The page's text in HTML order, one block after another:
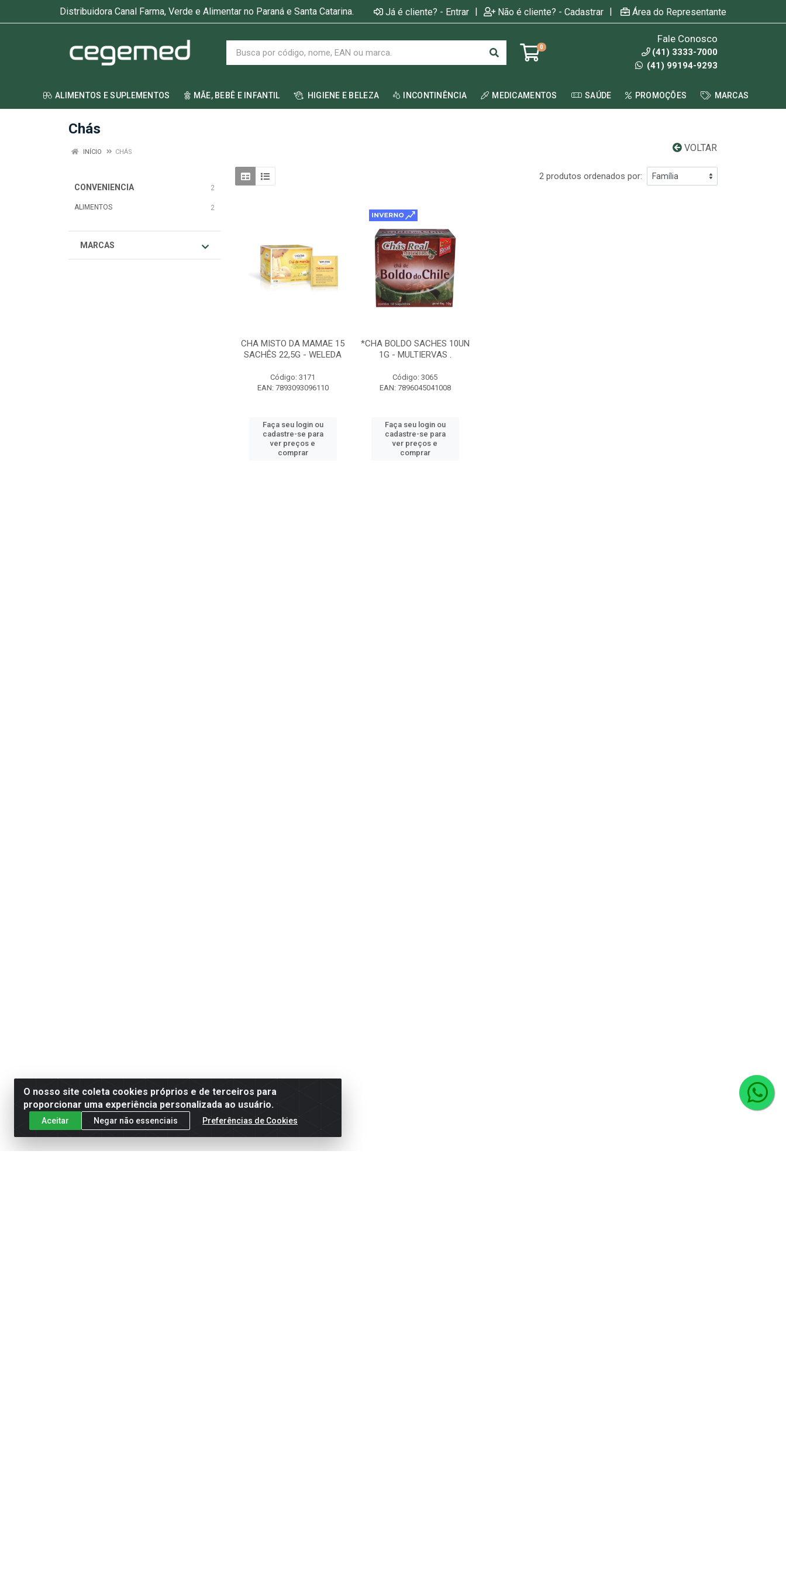
Distribuidora Canal Farma, Verde e Alimentar no Paraná e Santa Catarina. Já é cliente? - Entrar | Não é cliente? - Cadastrar | Área do Representante
0
Fale Conosco
(41) 3333-7000
(41) 99194-9293
ALIMENTOS E SUPLEMENTOS MÃE, BEBÊ E INFANTIL HIGIENE E BELEZA INCONTINÊNCIA MEDICAMENTOS SAÚDE PROMOÇÕES MARCAS
Chás
VOLTAR
INÍCIO CHÁS
CONVENIENCIA 2
ALIMENTOS 2
MARCAS
2 produtos ordenados por:
CHA MISTO DA MAMAE 15
SACHÊS 22,5G - WELEDA
Código: 3171
EAN: 7893093096110
Faça seu login ou
cadastre-se para
ver preços e
comprar
*CHA BOLDO SACHES 10UN
1G - MULTIERVAS .
Código: 3065
EAN: 7896045041008
Faça seu login ou
cadastre-se para
ver preços e
comprar
O nosso site coleta cookies próprios e de terceiros para
proporcionar uma experiência personalizada ao usuário.
Aceitar Negar não essenciais Preferências de Cookies